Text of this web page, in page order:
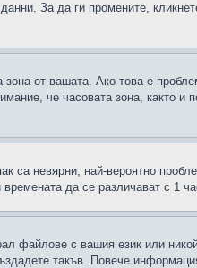
За да ги промените,
от вашата. Ако това е
че часовата зона, както и
са невярни, най-вероятно
да се различават с 1
файлове с вашия език или
такъв. Повече